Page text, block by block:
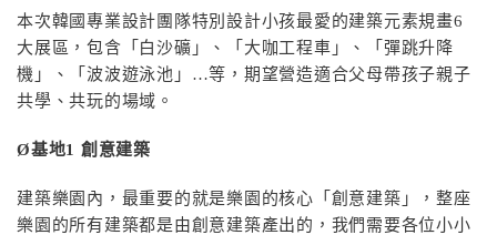
本次韓國專業設計團隊特別設計小孩最愛的建築元素規畫6
大展區，包含「白沙礦」、「大咖工程車」、「彈跳升降
機」、「波波遊泳池」…等，期望營造適合父母帶孩子親子
共學、共玩的場域。
Ø基地1 創意建築
建築樂園內，最重要的就是樂園的核心「創意建築」，整座
樂園的所有建築都是由創意建築產出的，我們需要各位小小